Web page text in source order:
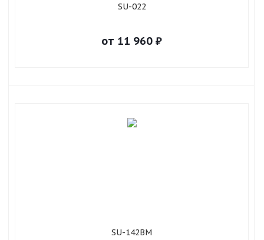
SU-022
от 11 960 ₽
SU-142BM